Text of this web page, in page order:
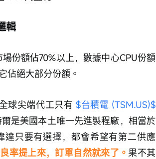
輯
份額佔70%以上，數據中心CPU份額
佔絕大部分份額。
球尖端代工只有 $台積電 (TSM.US)$
是美國本土唯一先進製程廠，相當於
只要有選擇，都會希望有第二供應
提上來，訂單自然就來了。 果不其